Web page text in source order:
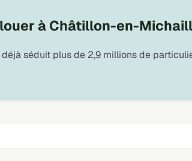
à Châtillon-en-
séduit plus de 2,9 millions de